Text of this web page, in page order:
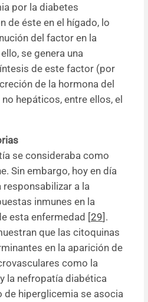
por la diabetes
de éste en el hígado, lo
del factor en la
se genera una
de este factor (por
de la hormona del
hepáticos, entre ellos, el
se consideraba como
Sin embargo, hoy en día
a la
inmunes en la
esta enfermedad [29].
que las citoquinas
en la aparición de
como la
la nefropatía diabética
de hiperglicemia se asocia